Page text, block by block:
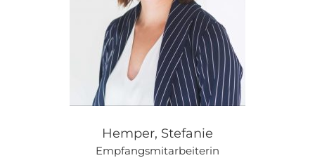
Hemper, Stefanie
Empfangsmitarbeiterin